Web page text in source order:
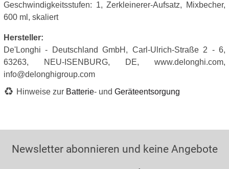
Geschwindigkeitsstufen: 1, Zerkleinerer-Aufsatz, Mixbecher,
600 ml, skaliert
Hersteller:
De'Longhi - Deutschland GmbH, Carl-Ulrich-Straße 2 - 6,
63263, NEU-ISENBURG, DE, www.delonghi.com,
info@delonghigroup.com
Hinweise zur Batterie- und Geräteentsorgung
Newsletter abonnieren und keine Angebote